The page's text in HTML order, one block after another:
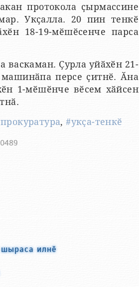
протокола ҫырмассине
Укҫалла. 20 пин тенкӗ
18-19-мӗшӗсенче парса
васкаман. Ҫурла уйӑхӗн 21-
персе ҫитнӗ. Ӑна
1-мӗшӗнче вӗсем хӑйсен
,#укҫа-тенкӗ
шыраса илнӗ